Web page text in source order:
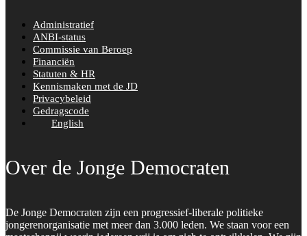
Administratief
ANBI-status
Commissie van Beroep
Financiën
Statuten & HR
Kennismaken met de JD
Privacybeleid
Gedragscode
English
Over de Jonge Democraten
De Jonge Democraten zijn een progressief-liberale politieke
jongerenorganisatie met meer dan 3.000 leden. We staan voor een